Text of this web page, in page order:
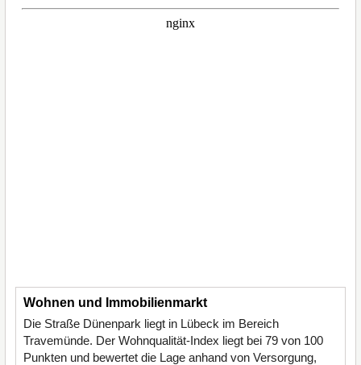
Wohnen und Immobilienmarkt
Die Straße Dünenpark liegt in Lübeck im Bereich
Travemünde. Der Wohnqualität-Index liegt bei 79 von 100
Punkten und bewertet die Lage anhand von Versorgung,